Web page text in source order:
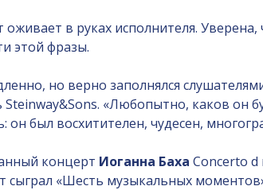
в руках исполнителя.
этой фразы.
но верно заполнялся
«Любопытно, каков он
он был восхитителен, чудесен,
концерт Иоганна Баха Concerto d
«Шесть музыкальных